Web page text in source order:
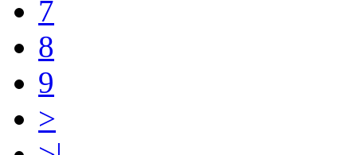
7
8
9
>